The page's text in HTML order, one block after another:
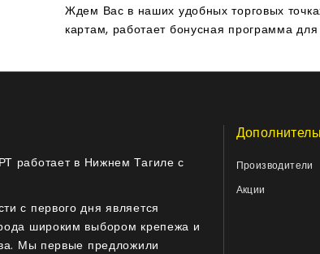
Ждем Вас в наших удобных торговых
картам, работает бонусная программа
работает в Нижнем Тагиле с
с первого дня является
широким выбором крепежа и
Мы первые предложили
Производители
Акции